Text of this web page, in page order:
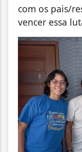
com os pais/
vencer essa